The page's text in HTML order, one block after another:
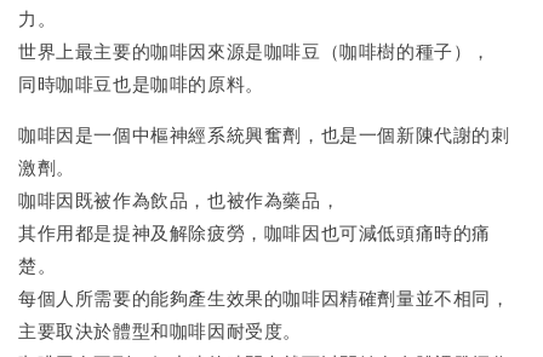
力。
世界上最主要的咖啡因來源是咖啡豆（咖啡樹的種子），
同時咖啡豆也是咖啡的原料。
咖啡因是一個中樞神經系統興奮劑，也是一個新陳代謝的刺
激劑。
咖啡因既被作為飲品，也被作為藥品，
其作用都是提神及解除疲勞，咖啡因也可減低頭痛時的痛
楚。
每個人所需要的能夠產生效果的咖啡因精確劑量並不相同，
主要取決於體型和咖啡因耐受度。